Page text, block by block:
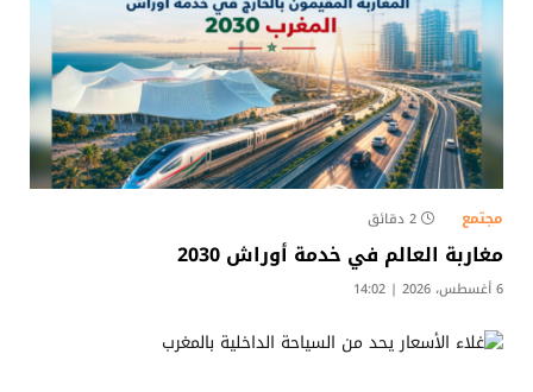
مجتمع 2 دقائق
مغاربة العالم في خدمة أوراش 2030
6 أغسطس، 2026 | 14:02